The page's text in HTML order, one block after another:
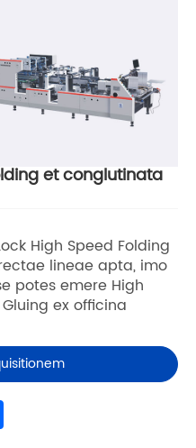
et conglutinata
High Speed ​​Folding
lineae apta, imo
potes emere High
ex officina